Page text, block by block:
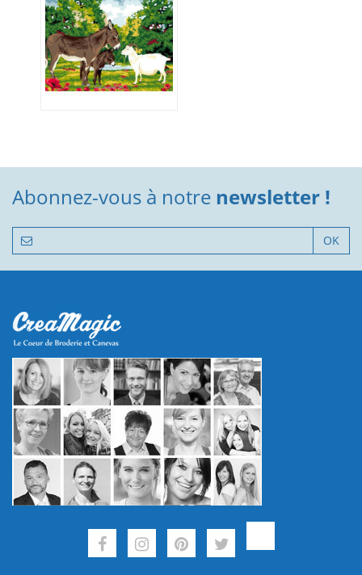
Abonnez-vous à notre newsletter !
OK